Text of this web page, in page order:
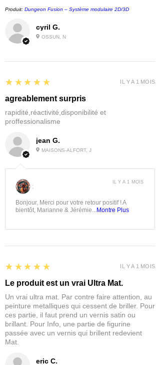
cyril G.
OSSUN, N
Produit: Dungeon Fusion – Système modulaire 2D/3D
jean G.
MAISONS-ALFORT, J
5
★★★★★
agreablement surpris
rapidité,réactivité,disponibilité et
proffessionalisme
IL Y A 1 MOIS
:
Bonjour, Merci pour votre retour positif ! A
bientôt, Marianne & Jérémie...Montre Plus
IL Y A 1 MOIS
eric C.
5
★★★★★
Le produit est un vrai Ultra Mat.
Un vrai ultra mat. Par contre faire attention, au
peinture metalliques qui cessent de briller. Pour
ces partie, il faut prend un vernis satin ou
brillant. Pour Info, une partie de figurine
passée avec un vernis qui brillent redevient
Mat.
IL Y A 1 MOIS